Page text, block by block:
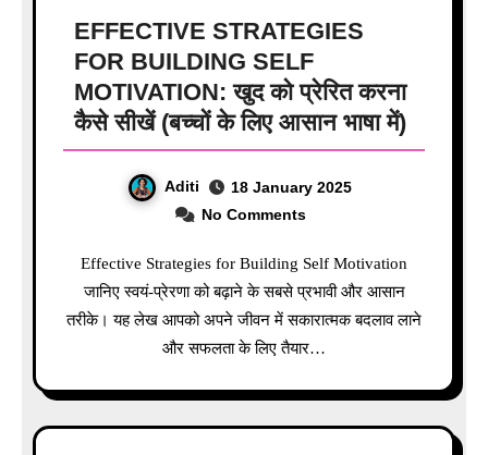
EFFECTIVE STRATEGIES
FOR BUILDING SELF
MOTIVATION: खुद को प्रेरित करना
कैसे सीखें (बच्चों के लिए आसान भाषा में)
Aditi
18 January 2025
No Comments
Effective Strategies for Building Self Motivation
जानिए स्वयं-प्रेरणा को बढ़ाने के सबसे प्रभावी और आसान
तरीके। यह लेख आपको अपने जीवन में सकारात्मक बदलाव लाने
और सफलता के लिए तैयार…